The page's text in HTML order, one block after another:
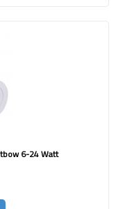
6-24 Watt